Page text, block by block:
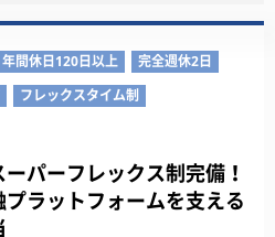
年間休日120日以上
完全週休2日
フレックスタイム制
パーフレックス制完備！
ラットフォームを支える